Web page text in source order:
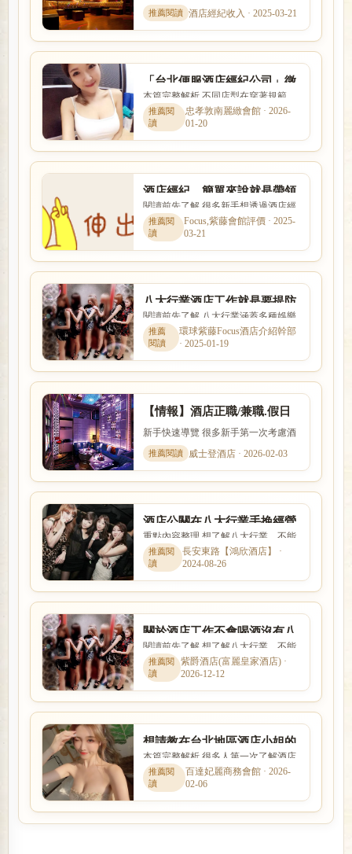
服務與工作型態，實際內容、收入模
式與風險程度差異很大。本...
酒店經紀收入 · 2025-03-21
「台北便服酒店經紀公司」徵
招酒店公關、KTV聊天伴唱小
姐
本篇完整解析 不同店型在穿著規範、
互動方式、價格定位與工作要求上都
有差別。本篇以「「台北便...
忠孝敦南麗緻會館 · 2026-
01-20
酒店經紀，簡單來說就是帶領
小姐進入八大行業的人
閱讀前先了解 很多新手想透過酒店經
紀找工作，卻不清楚經紀是否可靠、
抽成怎麼算。本文整理「酒...
Focus,紫藤會館評價 · 2025-
03-21
八大行業酒店工作就是要提防
求職陷阱並非如此單純
閱讀前先了解 八大行業涵蓋多種娛樂
服務與工作型態，實際內容、收入模
式與風險程度差異很大。本...
環球紫藤Focus酒店介紹幹部
· 2025-01-19
【情報】酒店正職/兼職.假日
班.酒店PT班.寒暑假短期打工
新手快速導覽 很多新手第一次考慮酒
店工作時，會同時擔心工作內容、安
全性、收入、上班時間與是...
威士登酒店 · 2026-02-03
酒店公關在八大行業手挽經營
客人的方法與看檯技巧為何?
重點內容整理 想了解八大行業，不能
只看名稱，也要理解實際工作內容、
入行條件、收入差異與安全...
長安東路【鴻欣酒店】 ·
2024-08-26
關於酒店工作不會喝酒沒有八
大行業經驗手腕怎麼辦?
閱讀前先了解 想了解八大行業，不能
只看名稱，也要理解實際工作內容、
入行條件、收入差異與安全...
紫爵酒店(富麗皇家酒店) ·
2026-12-12
想請教在台北地區酒店小姐的
薪水服裝工作內容?
本篇完整解析 很多人第一次了解酒店
工作時，最在意的就是收入怎麼計
算、是否可以日領現領，以及...
百達妃麗商務會館 · 2026-
02-06